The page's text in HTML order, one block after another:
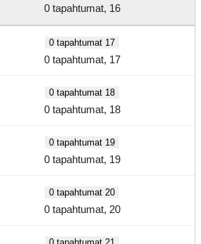
0 tapahtumat, 16
0 tapahtumat 17
0 tapahtumat, 17
0 tapahtumat 18
0 tapahtumat, 18
0 tapahtumat 19
0 tapahtumat, 19
0 tapahtumat 20
0 tapahtumat, 20